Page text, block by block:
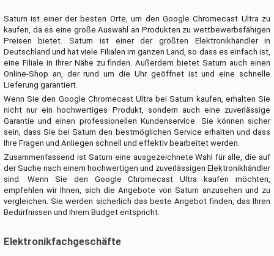
Saturn ist einer der besten Orte, um den Google Chromecast Ultra zu
kaufen, da es eine große Auswahl an Produkten zu wettbewerbsfähigen
Preisen bietet. Saturn ist einer der größten Elektronikhändler in
Deutschland und hat viele Filialen im ganzen Land, so dass es einfach ist,
eine Filiale in Ihrer Nähe zu finden. Außerdem bietet Saturn auch einen
Online-Shop an, der rund um die Uhr geöffnet ist und eine schnelle
Lieferung garantiert.
Wenn Sie den Google Chromecast Ultra bei Saturn kaufen, erhalten Sie
nicht nur ein hochwertiges Produkt, sondern auch eine zuverlässige
Garantie und einen professionellen Kundenservice. Sie können sicher
sein, dass Sie bei Saturn den bestmöglichen Service erhalten und dass
Ihre Fragen und Anliegen schnell und effektiv bearbeitet werden.
Zusammenfassend ist Saturn eine ausgezeichnete Wahl für alle, die auf
der Suche nach einem hochwertigen und zuverlässigen Elektronikhändler
sind. Wenn Sie den Google Chromecast Ultra kaufen möchten,
empfehlen wir Ihnen, sich die Angebote von Saturn anzusehen und zu
vergleichen. Sie werden sicherlich das beste Angebot finden, das Ihren
Bedürfnissen und Ihrem Budget entspricht.
Elektronikfachgeschäfte